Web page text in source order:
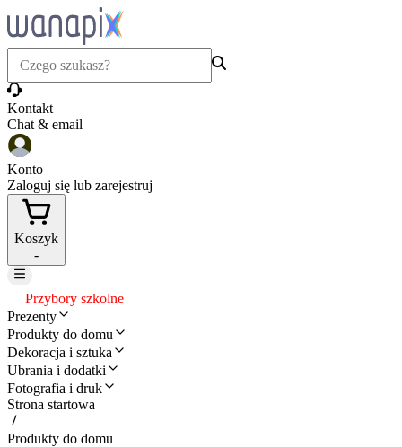
Kontakt
Chat & email
Konto
Zaloguj się lub zarejestruj
Koszyk
-
Przybory szkolne
Prezenty
Produkty do domu
Dekoracja i sztuka
Ubrania i dodatki
Fotografia i druk
Strona startowa
Produkty do domu